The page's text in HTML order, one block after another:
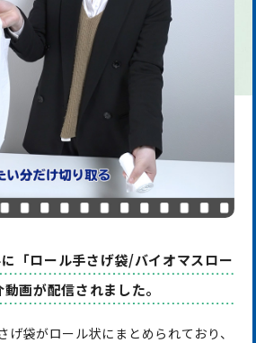
「ロール手さげ袋/バイオマスロー
画が配信されました。
袋がロール状にまとめられており、